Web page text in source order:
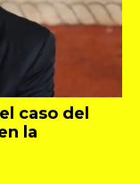
caso del
la